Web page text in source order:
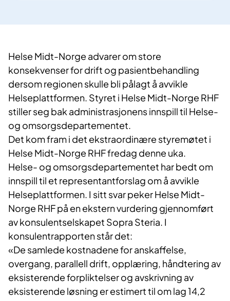
Helse Midt-Norge advarer om store
konsekvenser for drift og pasientbehandling
dersom regionen skulle bli pålagt å avvikle
Helseplattformen. Styret i Helse Midt-Norge RHF
stiller seg bak administrasjonens innspill til Helse-
og omsorgsdepartementet.
Det kom fram i det ekstraordinære styremøtet i
Helse Midt-Norge RHF fredag denne uka.
Helse- og omsorgsdepartementet har bedt om
innspill til et representantforslag om å avvikle
Helseplattformen. I sitt svar peker Helse Midt-
Norge RHF på en ekstern vurdering gjennomført
av konsulentselskapet Sopra Steria. I
konsulentrapporten står det:
«De samlede kostnadene for anskaffelse,
overgang, parallell drift, opplæring, håndtering av
eksisterende forpliktelser og avskrivning av
eksisterende løsning er estimert til om lag 14,2